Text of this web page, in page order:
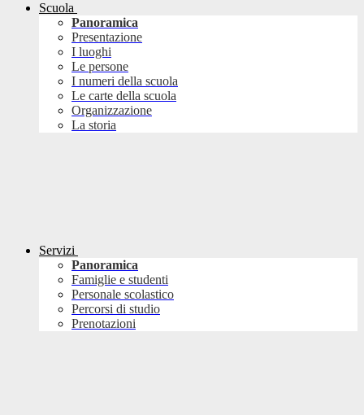
Scuola
Panoramica
Presentazione
I luoghi
Le persone
I numeri della scuola
Le carte della scuola
Organizzazione
La storia
Servizi
Panoramica
Famiglie e studenti
Personale scolastico
Percorsi di studio
Prenotazioni